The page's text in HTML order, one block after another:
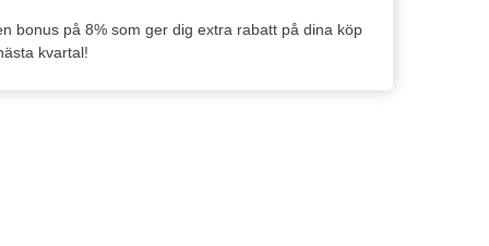
bonus på 8% som ger dig extra rabatt på dina köp
kvartal!